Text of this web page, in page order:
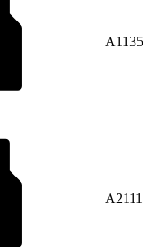
A1135
A2111